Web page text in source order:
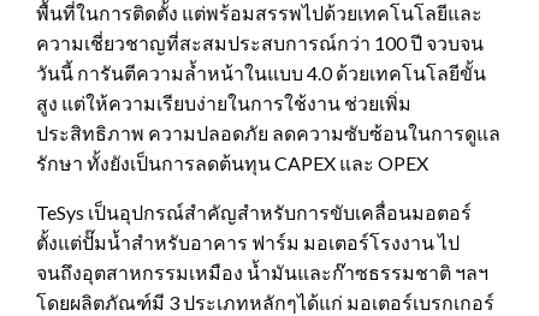
พื้นที่ในการติดตั้ง แต่พร้อมสรรพไปด้วยเทคโนโลยีและ
ความเชี่ยวชาญที่สะสมประสบการณ์กว่า 100 ปี จวบจน
วันนี้ การันตีความล้ำหน้าในแบบ 4.0 ด้วยเทคโนโลยีขั้น
สูง แต่ให้ความเรียบง่ายในการใช้งาน ช่วยเพิ่ม
ประสิทธิภาพ ความปลอดภัย ลดความซับซ้อนในการดูแล
รักษา ทั้งยังเป็นการลดต้นทุน CAPEX และ OPEX
TeSys เป็นอุปกรณ์สำคัญสำหรับการขับเคลื่อนมอตอร์
ตั้งแต่ปั๊มน้ำสำหรับอาคาร ฟาร์ม มอเตอร์โรงงาน ไป
จนถึงอุตสาหกรรมเหมือง น้ำมันและก๊าซธรรมชาติ ฯลฯ
โดยผลิตภัณฑ์มี 3 ประเภทหลักๆได้แก่ มอเตอร์เบรกเกอร์